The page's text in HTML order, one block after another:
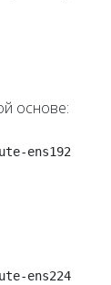
основе:
ens192
ens224